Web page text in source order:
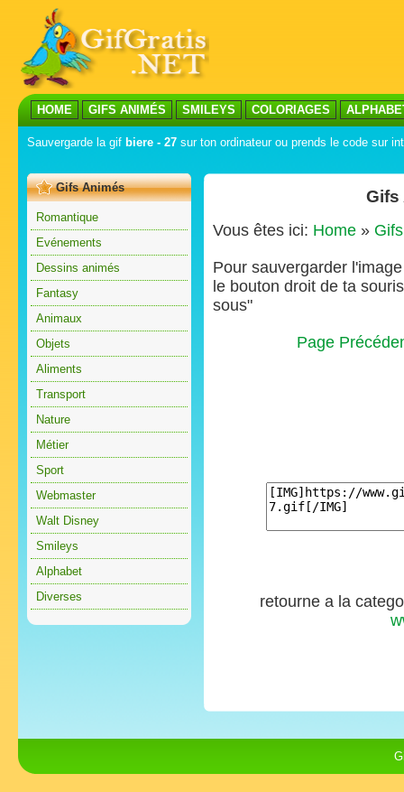
HOME GIFS ANIMÉS SMILEYS COLORIAGES
Sauvergarde la gif biere - 27 sur ton ordinateur ou prends le code sur
Gifs Animés
Romantique
Evénements
Dessins animés
Fantasy
Animaux
Objets
Aliments
Transport
Nature
Métier
Sport
Webmaster
Walt Disney
Smileys
Alphabet
Diverses
Gifs
Vous êtes ici: Home »
Pour sauvergarder
le bouton droit de ta
sous"
Page
retourne a la